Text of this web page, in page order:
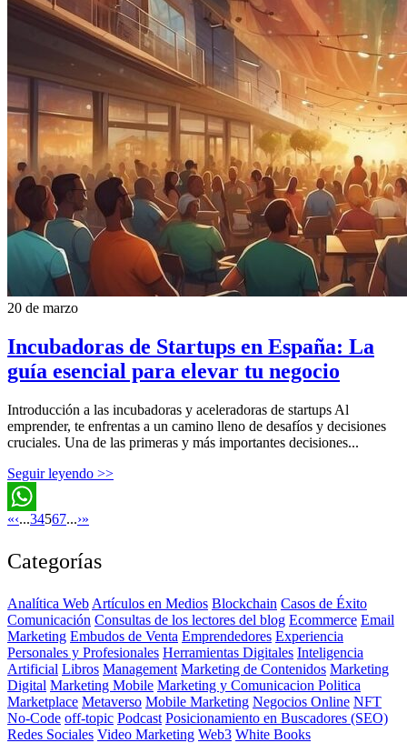
20 de marzo
Incubadoras de Startups en España: La
guía esencial para elevar tu negocio
Introducción a las incubadoras y aceleradoras de startups Al
emprender, te enfrentas a un camino lleno de desafíos y decisiones
cruciales. Una de las primeras y más importantes decisiones...
Seguir leyendo >>
WhatsApp
«‹...34567...›»
Categorías
Analítica Web Artículos en Medios Blockchain Casos de Éxito
Comunicación Consultas de los lectores del blog Ecommerce Email
Marketing Embudos de Venta Emprendedores Experiencia
Personales y Profesionales Herramientas Digitales Inteligencia
Artificial Libros Management Marketing de Contenidos Marketing
Digital Marketing Mobile Marketing y Comunicacion Politica
Marketplace Metaverso Mobile Marketing Negocios Online NFT
No-Code off-topic Podcast Posicionamiento en Buscadores (SEO)
Redes Sociales Video Marketing Web3 White Books